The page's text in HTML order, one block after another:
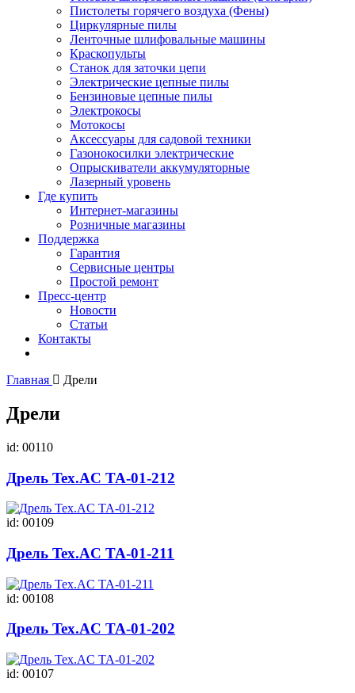
Пистолеты горячего воздуха (Фены)
Циркулярные пилы
Ленточные шлифовальные машины
Краскопульты
Станок для заточки цепи
Электрические цепные пилы
Бензиновые цепные пилы
Электрокосы
Мотокосы
Аксессуары для садовой техники
Газонокосилки электрические
Опрыскиватели аккумуляторные
Лазерный уровень
Где купить
Интернет-магазины
Розничные магазины
Поддержка
Гарантия
Сервисные центры
Простой ремонт
Пресс-центр
Новости
Статьи
Контакты
Главная Дрели
Дрели
id: 00110
Дрель Tex.AC ТА-01-212
id: 00109
Дрель Tex.AC ТА-01-211
id: 00108
Дрель Tex.AC ТА-01-202
id: 00107